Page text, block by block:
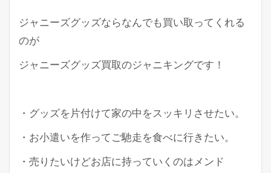
ジャニーズグッズならなんでも買い取ってくれる
のが
ジャニーズグッズ買取のジャニキングです！
・グッズを片付けて家の中をスッキリさせたい。
・お小遣いを作ってご馳走を食べに行きたい。
・売りたいけどお店に持っていくのはメンド